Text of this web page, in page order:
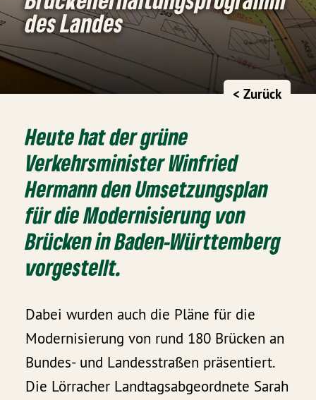
des Landes
< Zurück
Heute hat der grüne
Verkehrsminister Winfried
Hermann den Umsetzungsplan
für die Modernisierung von
Brücken in Baden-Württemberg
vorgestellt.
Dabei wurden auch die Pläne für die
Modernisierung von rund 180 Brücken an
Bundes- und Landesstraßen präsentiert.
Die Lörracher Landtagsabgeordnete Sarah